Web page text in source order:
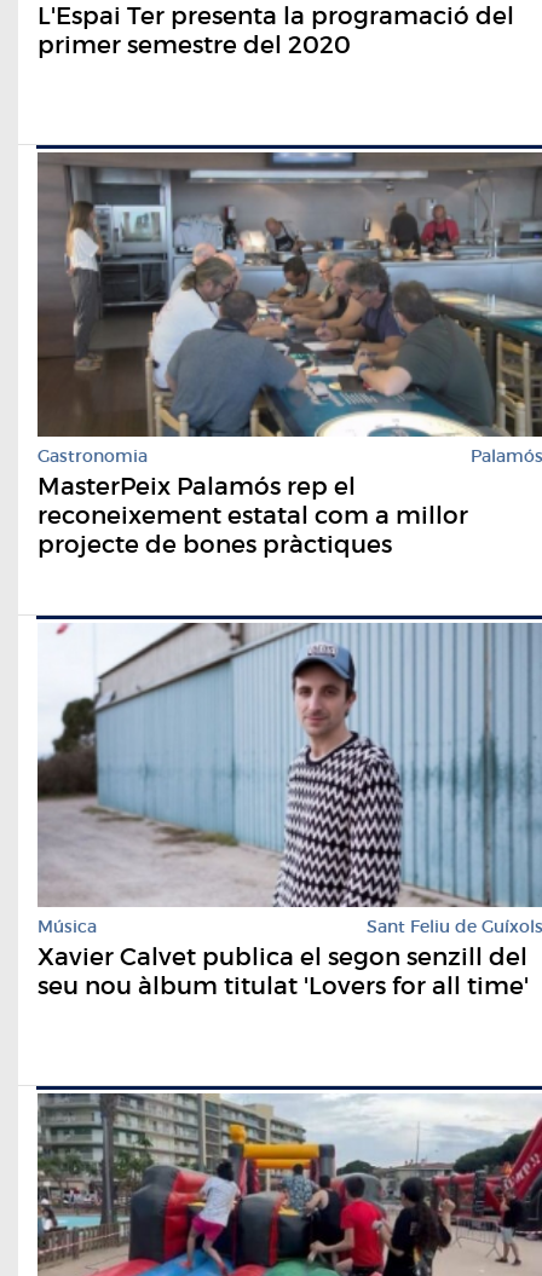
L'Espai Ter presenta la programació del
primer semestre del 2020
Gastronomia Palamós
MasterPeix Palamós rep el
reconeixement estatal com a millor
projecte de bones pràctiques
Música Sant Feliu de Guíxols
Xavier Calvet publica el segon senzill del
seu nou àlbum titulat 'Lovers for all time'